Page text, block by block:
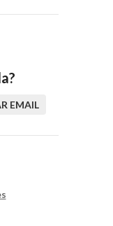
EMAIL